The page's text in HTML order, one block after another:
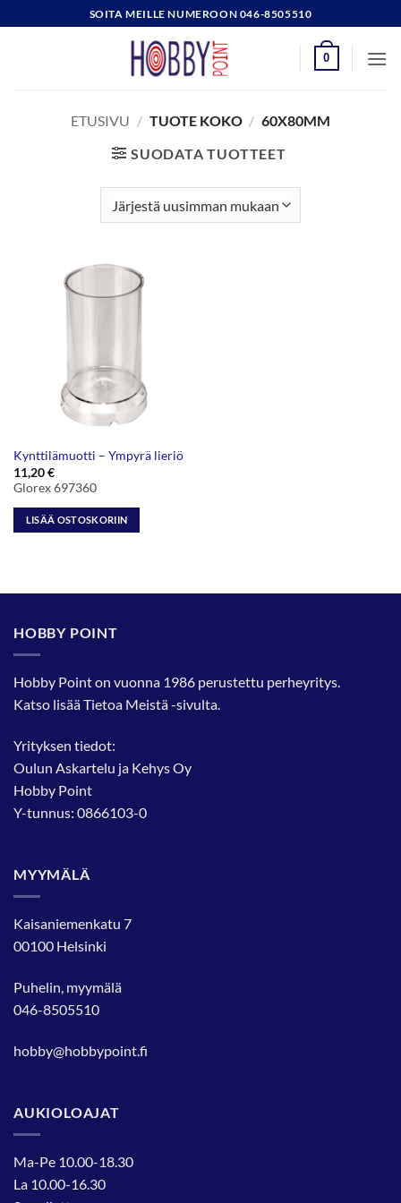
to
SOITA MEILLE NUMEROON 046-8505510
0
ETUSIVU / TUOTE KOKO / 60X80MM
SUODATA TUOTTEET
Kynttilämuotti – Ympyrä lieriö
11,20€
Glorex 697360
LISÄÄ OSTOSKORIIN
HOBBY POINT
Hobby Point on vuonna 1986 perustettu perheyritys.
Katso lisääTietoa Meistä-sivulta.
Yrityksen tiedot:
Oulun Askartelu ja Kehys Oy
Hobby Point
Y-tunnus: 0866103-0
MYYMÄLÄ
Kaisaniemenkatu 7
00100 Helsinki
Puhelin, myymälä
046-8505510
hobby@hobbypoint.fi
AUKIOLOAJAT
Ma-Pe 10.00-18.30
La 10.00-16.30